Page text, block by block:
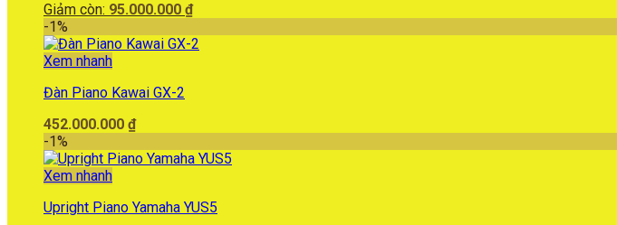
gốc
98.000.000 ₫.
Giảm còn: 95.000.000 ₫Giá
tại
-1%
Xem nhanh
Đàn Piano Kawai GX-2
452.000.000 ₫
-1%
Xem nhanh
Upright Piano Yamaha YUS5